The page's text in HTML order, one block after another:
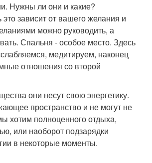
Нужны ли они и какие?
зависит от вашего желания и
можно руководить, а
Спальня - особое место. Здесь
медитируем, наконец
отношения со второй
они несут свою энергетику.
пространство и не могут не
хотим полноценного отдыха,
или наоборот подзарядки
в некоторые моменты.